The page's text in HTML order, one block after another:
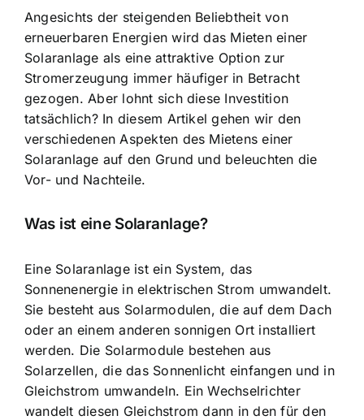
Angesichts der steigenden Beliebtheit von
erneuerbaren Energien wird das Mieten einer
Solaranlage als eine attraktive Option zur
Stromerzeugung immer häufiger in Betracht
gezogen. Aber lohnt sich diese Investition
tatsächlich? In diesem Artikel gehen wir den
verschiedenen Aspekten des Mietens einer
Solaranlage auf den Grund und beleuchten die
Vor- und Nachteile.
Was ist eine Solaranlage?
Eine Solaranlage ist ein System, das
Sonnenenergie in elektrischen Strom umwandelt.
Sie besteht aus Solarmodulen, die auf dem Dach
oder an einem anderen sonnigen Ort installiert
werden. Die Solarmodule bestehen aus
Solarzellen, die das Sonnenlicht einfangen und in
Gleichstrom umwandeln. Ein Wechselrichter
wandelt diesen Gleichstrom dann in den für den